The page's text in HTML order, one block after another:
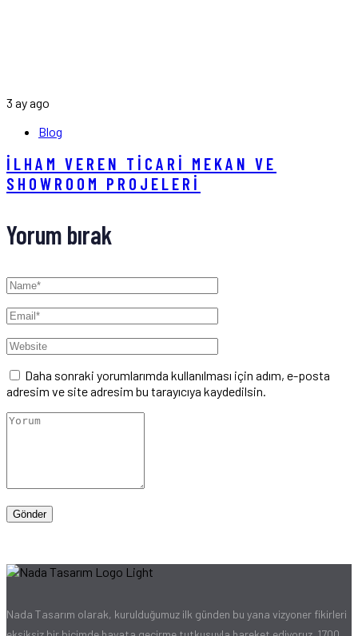
3 ay ago
Blog
İLHAM VEREN TICARI MEKAN VE
SHOWROOM PROJELERI
Yorum bırak
Daha sonraki yorumlarımda kullanılması için adım, e-posta
adresim ve site adresim bu tarayıcıya kaydedilsin.
Nada Tasarım olarak, kurulduğumuz ilk günden bu yana vizyoner fikirleri